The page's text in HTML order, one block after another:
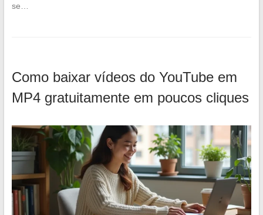
se…
Como baixar vídeos do YouTube em
MP4 gratuitamente em poucos cliques